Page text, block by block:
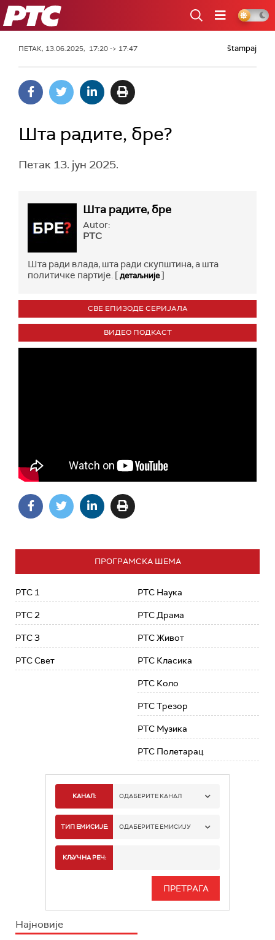
РТС
ПЕТАК, 13.06.2025, 17:20 -> 17:47 štampaj
Шта радите, бре?
Петак 13. јун 2025.
Шта радите, бре
Autor:
РТС
Шта ради влада, шта ради скупштина, а шта
политичке партије. [детаљније]
СВЕ ЕПИЗОДЕ СЕРИЈАЛА
ВИДЕО ПОДКАСТ
ПРОГРАМСКА ШЕМА
РТС 1
РТС 2
РТС 3
РТС Свет
РТС Наука
РТС Драма
РТС Живот
РТС Класика
РТС Коло
РТС Трезор
РТС Музика
РТС Полетарац
КАНАЛ: ОДАБЕРИТЕ КАНАЛ
РТС 1
РТС 3
ТИП ЕМИСИЈЕ: ОДАБЕРИТЕ ЕМИСИЈУ
ИНФО
КЉУЧНА РЕЧ:
Најновије